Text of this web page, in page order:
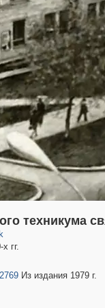
техникума
гг.
Из издания 1979 г.